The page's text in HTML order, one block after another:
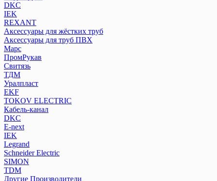
DKC
IEK
REXANT
Аксессуары для жёстких труб
Аксессуары для труб ПВХ
Марс
ПромРукав
Свитязь
ТДМ
Уралпласт
EKF
TOKOV ELECTRIC
Кабель-канал
DKC
E-next
IEK
Legrand
Schneider Electric
SIMON
TDM
Другие Производители